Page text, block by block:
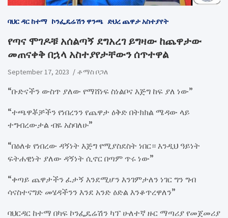
ባህር ዳር ከተማ ኮንፌዴሬሽን ዋንጫ ድህረ ጨዋታ አስተያየት
የጣና ሞገዶቹ አሰልጣኝ ደግአረገ ይግዛው ከጨዋታው
መጠናቀቅ በኋላ አስተያየታቸውን ሰጥተዋል
September 17, 2023 ቶማስ ቦጋለ
“ቡድናችን ውስጥ ያለው የማሸነፍ ስነልቦና እጅግ ከፍ ያለ ነው”
“ተጫዋቾቻችን የነበረንን የጨዋታ ዕቅድ በትክክል ሜዳው ላይ
ተግብረውታል ብዬ አስባለሁ”
“በዕለቱ የነበረው ዳኝነት እጅግ የሚያስደስት ነበር። እንዲህ ዓይነት
ፍትሐዊነት ያለው ዳኝነት ሲኖር በጣም ጥሩ ነው”
“ቀጣይ ጨዋታችን ፈታኝ እንደሚሆን እንገምታለን ነገር ግን ግብ
ሳናስተናግድ መሄዳችንን እንደ አንድ ዕድል እንቆጥረዋለን”
ባህርዳር ከተማ በካፍ ኮንፌዴሬሽን ካፕ ሁለተኛ ዙር ማጣሪያ የመጀመሪያ